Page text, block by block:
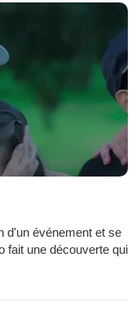
d'un événement et se
fait une découverte qui